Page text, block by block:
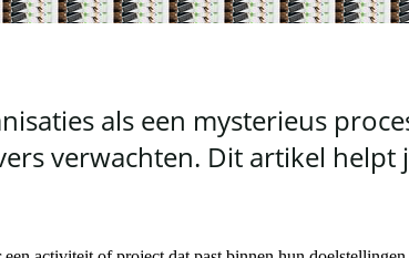
als een mysterieus
verwachten. Dit artikel helpt